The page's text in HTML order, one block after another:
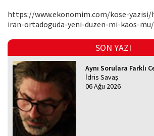
https://www.ekonomim.com/kose-yazisi/
iran-ortadoguda-yeni-duzen-mi-kaos-mu/
SON YAZI
Aynı Sorulara Farklı
İdris Savaş
06 Ağu 2026